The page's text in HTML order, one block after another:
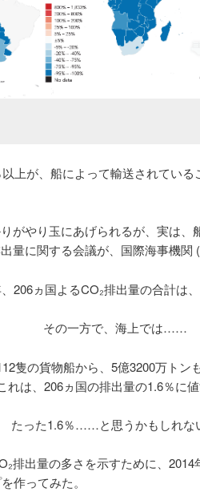
上が、船によって輸送されている
がやり玉にあげられるが、実は、
量に関する会議が、国際海事機関
206ヵ国よるCO₂排出量の合計は、
その一方で、海上では……
隻の貨物船から、5億3200万トン
れは、206ヵ国の排出量の1.6％に値
たった1.6％……と思うかもしれな
排出量の多さを示すために、
作ってみた。